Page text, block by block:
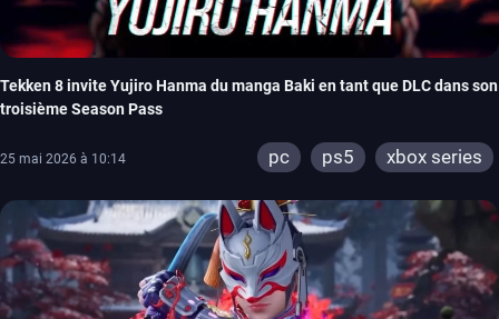
Tekken 8 invite Yujiro Hanma du manga Baki en tant que DLC dans son
troisième Season Pass
25 mai 2026 à 10:14 pc ps5 xbox series